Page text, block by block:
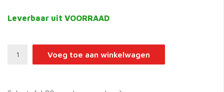
Leverbaar uit VOORRAAD
Voeg toe aan winkelwagen